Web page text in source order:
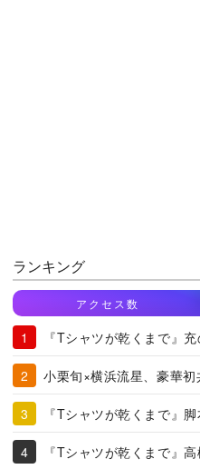
ランキング
アクセス数
『Tシャツが乾くまで』
小栗旬×横浜流星、豪華
『Tシャツが乾くまで』
『Tシャツが乾くまで』